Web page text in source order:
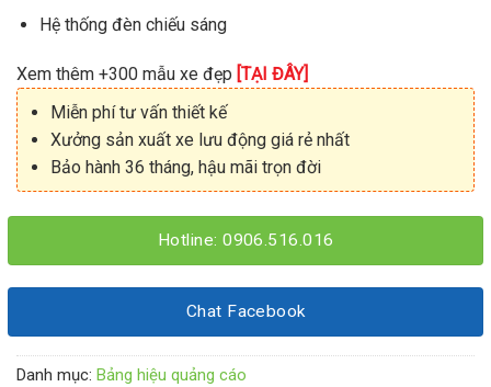
Hệ thống đèn chiếu sáng
Xem thêm +300 mẫu xe đẹp [TẠI ĐÂY]
Miễn phí tư vấn thiết kế
Xưởng sản xuất xe lưu động giá rẻ nhất
Bảo hành 36 tháng, hậu mãi trọn đời
Hotline: 0906.516.016
Chat Facebook
Danh mục: Bảng hiệu quảng cáo